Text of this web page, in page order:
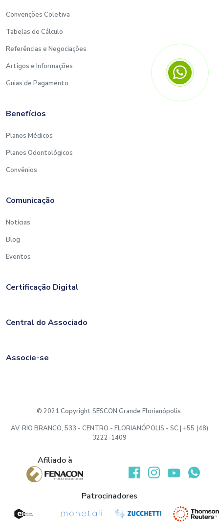
Convenções Coletiva
Tabelas de Cálculo
Referências e Negociações
Artigos e Informações
Guias de Pagamento
Benefícios
Planos Médicos
Planos Odontológicos
Convênios
Comunicação
Notícias
Blog
Eventos
Certificação Digital
Central do Associado
Associe-se
© 2021 Copyright SESCON Grande Florianópolis.
AV. RIO BRANCO, 533 - CENTRO - FLORIANÓPOLIS - SC | +55 (48)
3222-1409
Afiliado à
Desenvolvido por:
Patrocinadores